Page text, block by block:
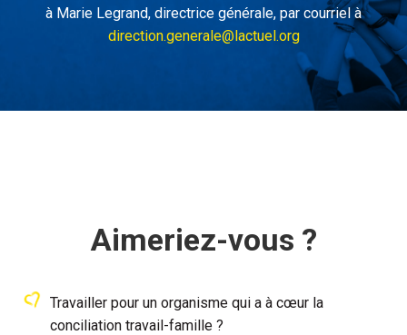
à Marie Legrand, directrice générale, par courriel à
direction.generale@lactuel.org
Aimeriez-vous ?
Travailler pour un organisme qui a à cœur la
conciliation travail-famille ?